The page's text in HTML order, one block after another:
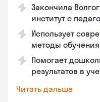
Закончила
институт с
Использует
методы обучения
Помогает
результатов в
Читать дальше